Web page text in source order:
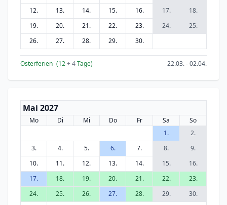
12.
13. 14. 15. 16. 17.
18.
19.
20. 21. 22. 23. 24.
25.
26.
27. 28. 29. 30.
Osterferien (12+ 4Tage) 22.03. - 02.04.
Mai 2027
Mo Di Mi Do Fr Sa
So
1.
2.
3.
4. 5. 6. 7. 8.
9.
10.
11. 12. 13. 14. 15.
16.
17.
18. 19. 20. 21. 22.
23.
24.
25. 26. 27. 28. 29.
30.